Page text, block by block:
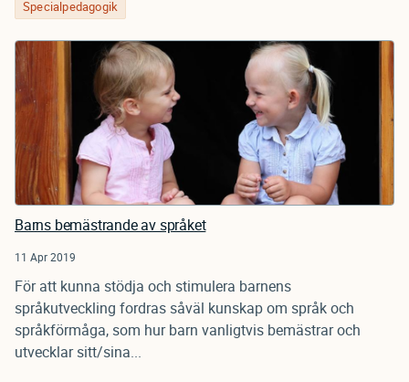
Specialpedagogik
Barns bemästrande av språket
11 Apr 2019
För att kunna stödja och stimulera barnens
språkutveckling fordras såväl kunskap om språk och
språkförmåga, som hur barn vanligtvis bemästrar och
utvecklar sitt/sina...